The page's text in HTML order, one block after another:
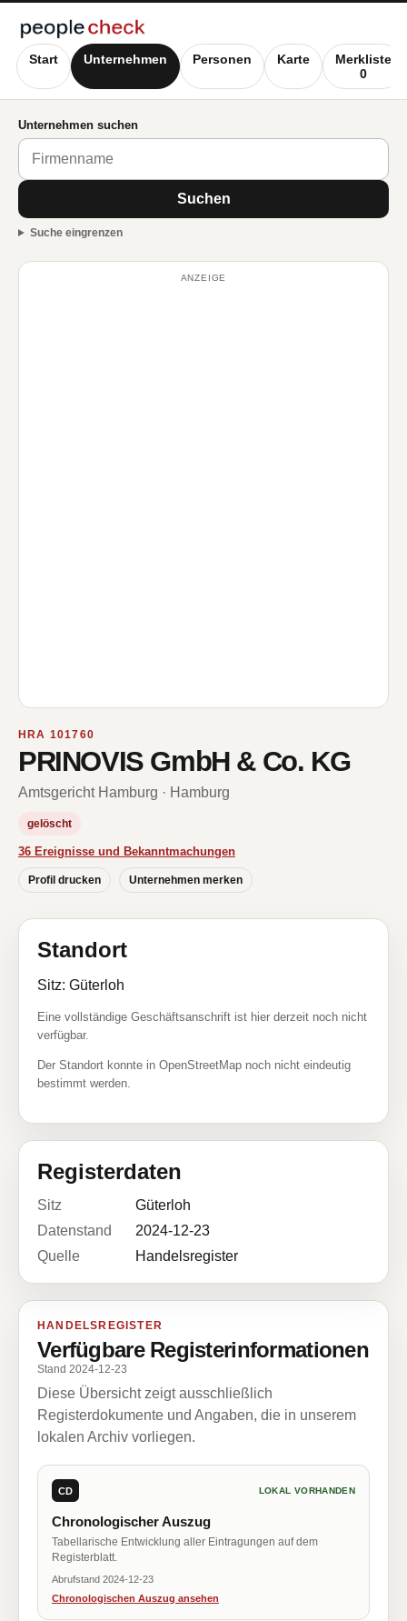
Start Unternehmen Personen Karte
Merkliste
0
Unternehmen suchen
Suchen
Suche eingrenzen
ANZEIGE
HRA 101760
PRINOVIS GmbH & Co. KG
Amtsgericht Hamburg · Hamburg
gelöscht
36 Ereignisse und Bekanntmachungen
Profil drucken Unternehmen merken
Standort
Sitz: Güterloh
Eine vollständige Geschäftsanschrift ist hier derzeit noch nicht
verfügbar.
Der Standort konnte in OpenStreetMap noch nicht eindeutig
bestimmt werden.
Registerdaten
Sitz
Güterloh
Datenstand
2024-12-23
Quelle
Handelsregister
HANDELSREGISTER
Verfügbare Registerinformationen
Stand 2024-12-23
Diese Übersicht zeigt ausschließlich
Registerdokumente und Angaben, die in unserem
lokalen Archiv vorliegen.
CD LOKAL VORHANDEN
Chronologischer Auszug
Tabellarische Entwicklung aller Eintragungen auf dem
Registerblatt.
Abrufstand 2024-12-23
Chronologischen Auszug ansehen